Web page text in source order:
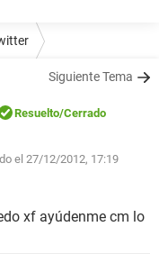
Siguiente Tema
Resuelto/Cerrado
el 27/12/2012, 17:19
xf ayúdenme cm lo